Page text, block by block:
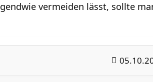
vermeiden lässt, sollte